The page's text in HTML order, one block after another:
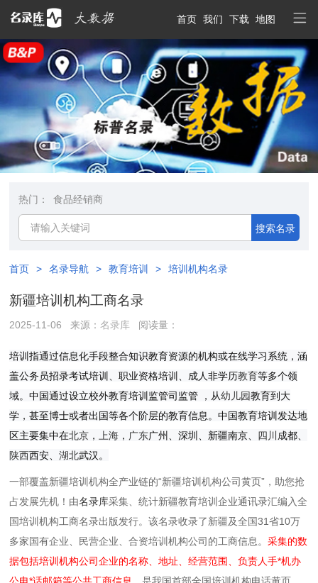
首页 我们 下载 地图
热门： 食品经销商
搜索名录
首页 > 名录导航 > 教育培训 > 培训机构名录
新疆培训机构工商名录
2025-11-06 来源：名录库 阅读量：
培训指通过信息化手段整合知识教育资源的机构或在线学习系统，涵
盖公务员招录考试培训、职业资格培训、成人非学历教育等多个领
域。中国通过设立校外教育培训监管司监管 ，从幼儿园教育到大
学，甚至博士或者出国等各个阶层的教育信息。中国教育培训发达地
区主要集中在北京 ， 上海 ， 广东广州、深圳、新疆南京、 四川成都、
陕西西安、湖北武汉。
一部覆盖新疆培训机构全产业链的“新疆培训机构公司黄页”，助您抢
占发展先机！由名录库采集、统计新疆教育培训企业通讯录汇编入全
国培训机构工商名录出版发行。该名录收录了新疆及全国31省10万
多家国有企业、民营企业、合资培训机构公司的工商信息。采集的数
据包括培训机构公司企业的名称、地址、经营范围、负责人手*机办